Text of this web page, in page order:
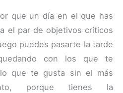
que un día en el que has
el par de objetivos críticos
puedes pasarte la tarde
con los que te
que te gusta sin el más
porque tienes la